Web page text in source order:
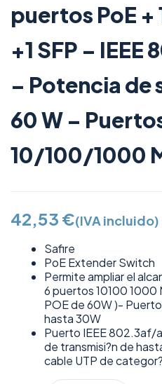
puertos PoE +
+1 SFP –
– Potencia de
60 W –
10/100/1000
42,53 €(IVA incluido)
Safire
PoE Extender Switch
Permite ampliar el
6 puertos 10100 1000
POE de 60W )-
hasta 30W
Puerto IEEE
de transmisi?n de
cable UTP de